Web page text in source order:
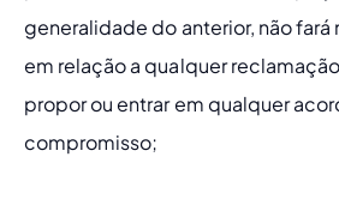
generalidade do anterior, não fará
em relação a qualquer
propor ou entrar em qualquer
compromisso;